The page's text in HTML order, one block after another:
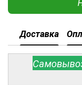
Доставка